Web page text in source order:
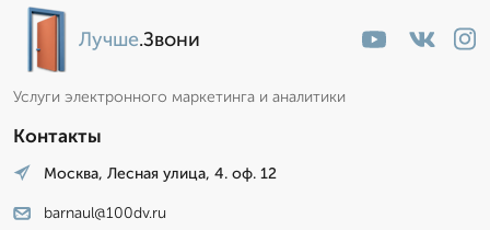
Лучше.Звони
Услуги электронного маркетинга и аналитики
Контакты
Москва, Лесная улица, 4. оф. 12
barnaul@100dv.ru